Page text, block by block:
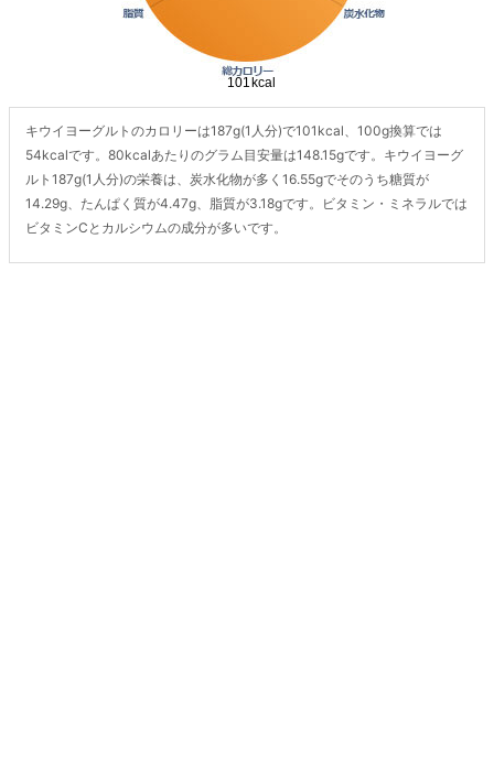
キウイヨーグルトのカロリーは187g(1人分)で101kcal、100g換算では
54kcalです。80kcalあたりのグラム目安量は148.15gです。キウイヨーグ
ルト187g(1人分)の栄養は、炭水化物が多く16.55gでそのうち糖質が
14.29g、たんぱく質が4.47g、脂質が3.18gです。ビタミン・ミネラルでは
ビタミンCとカルシウムの成分が多いです。